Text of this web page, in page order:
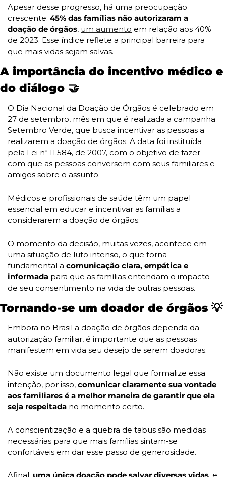
Apesar desse progresso, há uma preocupação
crescente: 45% das famílias não autorizaram a
doação de órgãos, um aumento em relação aos 40%
de 2023. Esse índice reflete a principal barreira para
que mais vidas sejam salvas.
A importância do incentivo médico e
do diálogo 🤝
O Dia Nacional da Doação de Órgãos é celebrado em
27 de setembro, mês em que é realizada a campanha
Setembro Verde, que busca incentivar as pessoas a
realizarem a doação de órgãos. A data foi instituída
pela Lei nº 11.584, de 2007, com o objetivo de fazer
com que as pessoas conversem com seus familiares e
amigos sobre o assunto.
Médicos e profissionais de saúde têm um papel
essencial em educar e incentivar as famílias a
considerarem a doação de órgãos.
O momento da decisão, muitas vezes, acontece em
uma situação de luto intenso, o que torna
fundamental a comunicação clara, empática e
informada para que as famílias entendam o impacto
de seu consentimento na vida de outras pessoas.
Tornando-se um doador de órgãos 💡
Embora no Brasil a doação de órgãos dependa da
autorização familiar, é importante que as pessoas
manifestem em vida seu desejo de serem doadoras.
Não existe um documento legal que formalize essa
intenção, por isso, comunicar claramente sua vontade
aos familiares é a melhor maneira de garantir que ela
seja respeitada no momento certo.
A conscientização e a quebra de tabus são medidas
necessárias para que mais famílias sintam-se
confortáveis em dar esse passo de generosidade.